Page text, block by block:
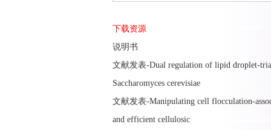
下载资源
说明书
文献发表-Dual regulation of lipid droplet-
Saccharomyces cerevisiae
文献发表-Manipulating cell flocculation-
and efficient cellulosic